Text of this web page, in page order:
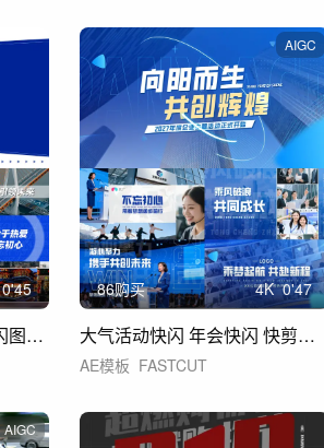
0'45
活动现场商务宣传城市快闪图文视频蓝白快闪
AIGC
86购买 4K 0'47
大气活动快闪 年会快闪 快剪花絮16
AE模板 FASTCUT
AIGC